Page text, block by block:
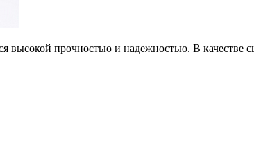
прочностью и надежностью. В качестве